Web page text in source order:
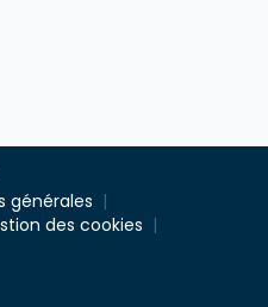
générales
des cookies